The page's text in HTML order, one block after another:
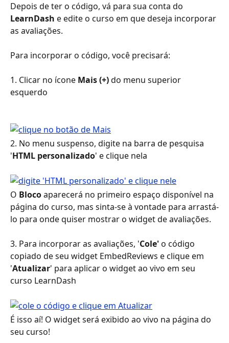
Depois de ter o código, vá para sua conta do
LearnDash e edite o curso em que deseja incorporar
as avaliações.
Para incorporar o código, você precisará:
1. Clicar no ícone Mais (+) do menu superior
esquerdo
2. No menu suspenso, digite na barra de pesquisa
'HTML personalizado' e clique nela
O Bloco aparecerá no primeiro espaço disponível na
página do curso, mas sinta-se à vontade para arrastá-
lo para onde quiser mostrar o widget de avaliações.
3. Para incorporar as avaliações, 'Cole' o código
copiado de seu widget EmbedReviews e clique em
'Atualizar' para aplicar o widget ao vivo em seu
curso LearnDash
É isso aí! O widget será exibido ao vivo na página do
seu curso!